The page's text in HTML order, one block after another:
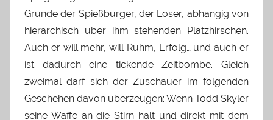
Grunde der Spießbürger, der Loser, abhängig von
hierarchisch über ihm stehenden Platzhirschen.
Auch er will mehr, will Ruhm, Erfolg… und auch er
ist dadurch eine tickende Zeitbombe. Gleich
zweimal darf sich der Zuschauer im folgenden
Geschehen davon überzeugen: Wenn Todd Skyler
seine Waffe an die Stirn hält und direkt mit dem